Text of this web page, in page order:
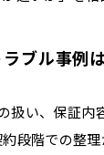
ブル事例
扱い、保証内
段階での整